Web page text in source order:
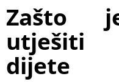
Zašto
utješiti
dijete